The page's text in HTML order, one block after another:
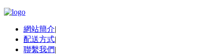
網站簡介|
配送方式|
聯繫我們|